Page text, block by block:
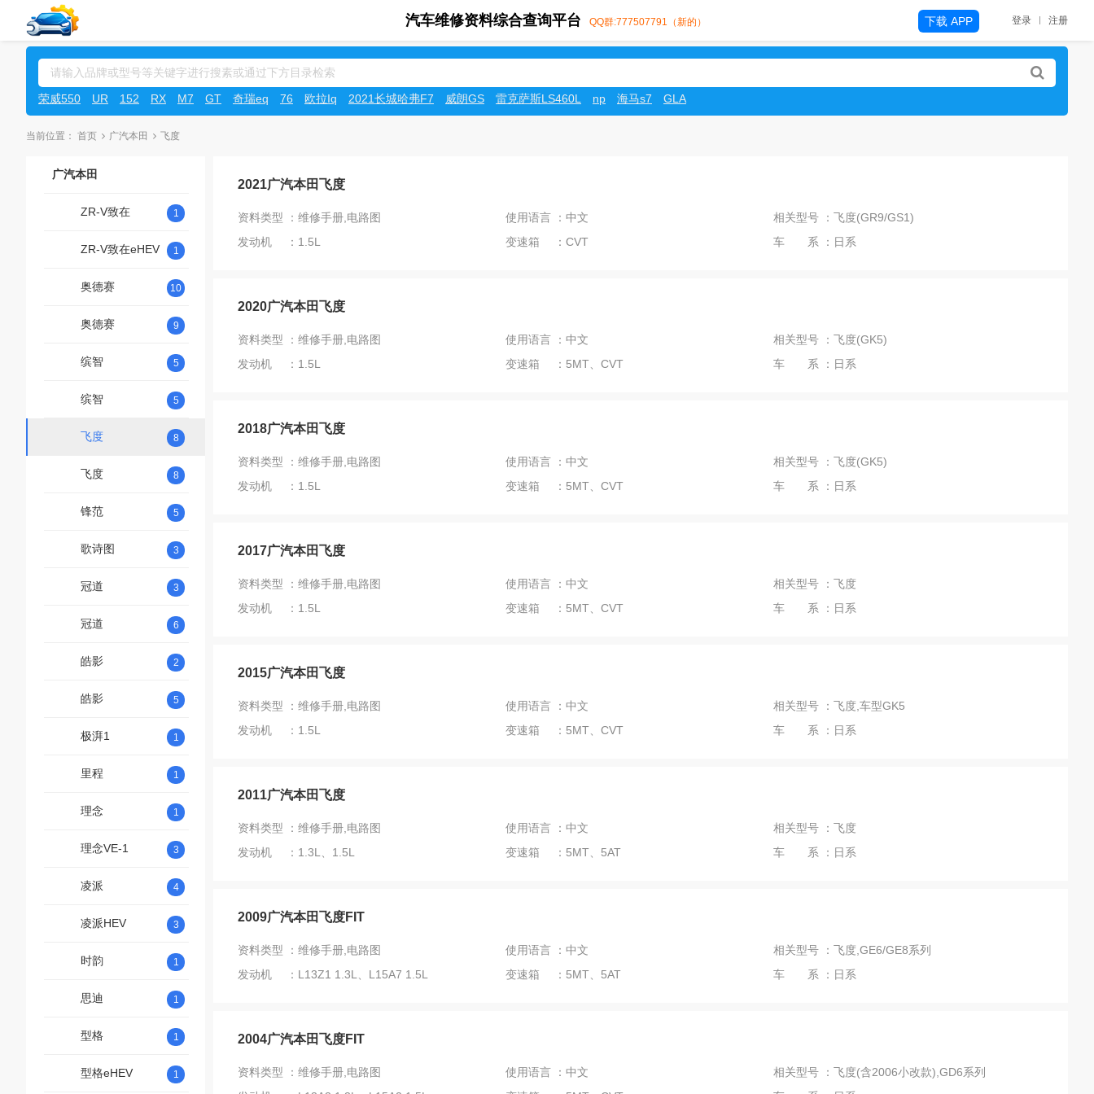
汽车维修资料综合查询平台 QQ群:777507791（新的） 登录 注册
下载 APP
荣威550 UR 152 RX M7 GT 奇瑞eq 76 欧拉Iq 2021长城哈弗F7 威朗GS 雷克萨斯LS460L np 海马s7 GLA
当前位置： 首页 广汽本田 飞度
广汽本田
ZR-V致在 1
ZR-V致在eHEV 1
奥德赛 10
奥德赛 9
缤智 5
缤智 5
飞度 8
飞度 8
锋范 5
歌诗图 3
冠道 3
冠道 6
皓影 2
皓影 5
极湃1 1
里程 1
理念 1
理念VE-1 3
凌派 4
凌派HEV 3
时韵 1
思迪 1
型格 1
型格eHEV 1
2021广汽本田飞度
资料类型 ：维修手册,电路图 使用语言 ：中文
相关型号 ：飞度(GR9/GS1)
发动机 ：1.5L
变速箱 ：CVT 车 系 ：日系
2020广汽本田飞度
资料类型 ：维修手册,电路图 使用语言 ：中文
相关型号 ：飞度(GK5)
发动机 ：1.5L
变速箱 ：5MT、CVT 车 系 ：日系
2018广汽本田飞度
资料类型 ：维修手册,电路图 使用语言 ：中文
相关型号 ：飞度(GK5)
发动机 ：1.5L
变速箱 ：5MT、CVT 车 系 ：日系
2017广汽本田飞度
资料类型 ：维修手册,电路图 使用语言 ：中文
相关型号 ：飞度
发动机 ：1.5L
变速箱 ：5MT、CVT 车 系 ：日系
2015广汽本田飞度
资料类型 ：维修手册,电路图 使用语言 ：中文
相关型号 ：飞度,车型GK5
发动机 ：1.5L
变速箱 ：5MT、CVT 车 系 ：日系
2011广汽本田飞度
资料类型 ：维修手册,电路图 使用语言 ：中文
相关型号 ：飞度
发动机 ：1.3L、1.5L
变速箱 ：5MT、5AT 车 系 ：日系
2009广汽本田飞度FIT
资料类型 ：维修手册,电路图 使用语言 ：中文
相关型号 ：飞度,GE6/GE8系列
发动机 ：L13Z1 1.3L、L15A7 1.5L
变速箱 ：5MT、5AT 车 系 ：日系
2004广汽本田飞度FIT
资料类型 ：维修手册,电路图 使用语言 ：中文
相关型号 ：飞度(含2006小改款),GD6系列